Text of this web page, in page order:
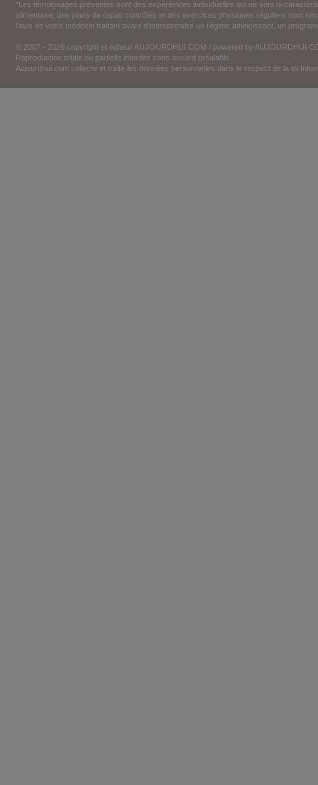
*Les témoignages présentés sont des expériences individuelles qui ne sont ni
alimentaire, des plans de repas contrôlés et des exercices physiques réguliers sont
l'avis de votre médecin traitant avant d'entreprendre un régime amincissant, un
© 2007 - 2026 copyright et éditeur AUJOURDHUI.COM / powered by
Reproduction totale ou partielle interdite sans accord préalable.
Aujourdhui.com collecte et traite les données personnelles dans le respect de la loi